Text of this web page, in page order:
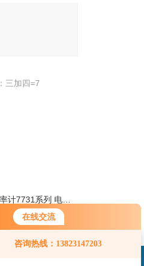
在线交流
咨询热线：13823147203
三加四=7
7731系列 电源IC